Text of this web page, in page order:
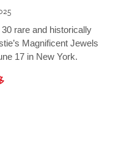
rare and historically
Magnificent Jewels
17 in New York.